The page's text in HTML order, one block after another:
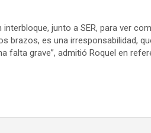
junto a SER, para ver
brazos, es una irresponsabilidad,
falta grave”, admitió Roquel en